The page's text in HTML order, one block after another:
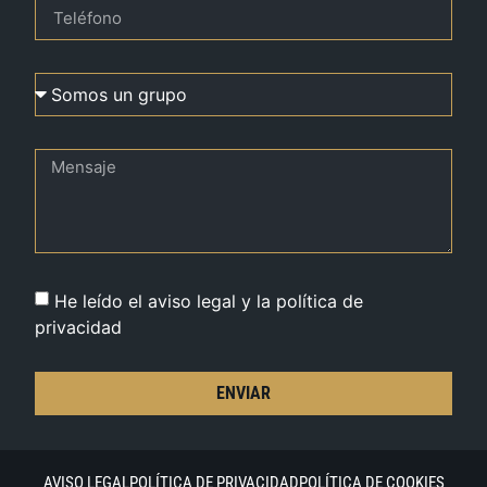
He leído el aviso legal y la política de
privacidad
ENVIAR
AVISO LEGALPOLÍTICA DE PRIVACIDADPOLÍTICA DE COOKIES